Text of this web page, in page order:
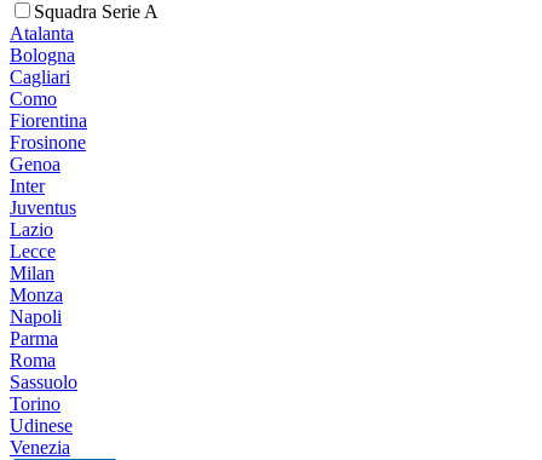
Squadra Serie A
Atalanta
Bologna
Cagliari
Como
Fiorentina
Frosinone
Genoa
Inter
Juventus
Lazio
Lecce
Milan
Monza
Napoli
Parma
Roma
Sassuolo
Torino
Udinese
Venezia